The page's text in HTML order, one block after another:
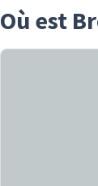
Où est